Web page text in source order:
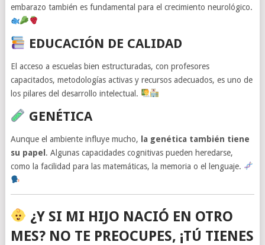
embarazo también es fundamental para el crecimiento neurológico.
EDUCACIÓN DE CALIDAD
El acceso a escuelas bien estructuradas, con profesores
capacitados, metodologías activas y recursos adecuados, es uno de
los pilares del desarrollo intelectual.
GENÉTICA
Aunque el ambiente influye mucho,
la genética también tiene
su papel . Algunas capacidades cognitivas pueden heredarse,
como la facilidad para las matemáticas, la memoria o el lenguaje.
¿Y SI MI HIJO NACIÓ EN OTRO
MES? NO TE PREOCUPES, ¡TÚ TIENES